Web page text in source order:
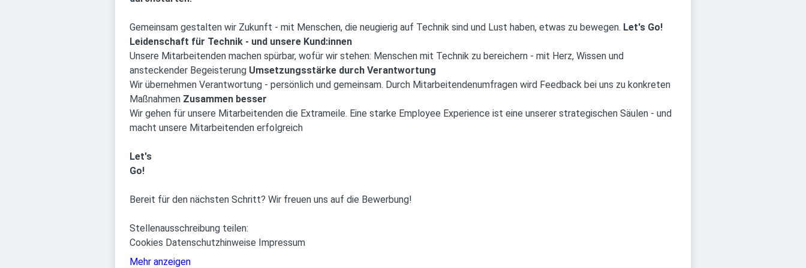
Gemeinsam gestalten wir Zukunft - mit Menschen, die neugierig auf Technik sind und Lust haben, etwas zu bewegen. Let's Go!
Leidenschaft für Technik - und unsere Kund:innen
Unsere Mitarbeitenden machen spürbar, wofür wir stehen: Menschen mit Technik zu bereichern - mit Herz, Wissen und
ansteckender Begeisterung Umsetzungsstärke durch Verantwortung
Wir übernehmen Verantwortung - persönlich und gemeinsam. Durch Mitarbeitendenumfragen wird Feedback bei uns zu konkreten
Maßnahmen Zusammen besser
Wir gehen für unsere Mitarbeitenden die Extrameile. Eine starke Employee Experience ist eine unserer strategischen Säulen - und
macht unsere Mitarbeitenden erfolgreich
Let's
Go!
Bereit für den nächsten Schritt? Wir freuen uns auf die Bewerbung!
Stellenausschreibung teilen:
Cookies Datenschutzhinweise Impressum
Mehr anzeigen